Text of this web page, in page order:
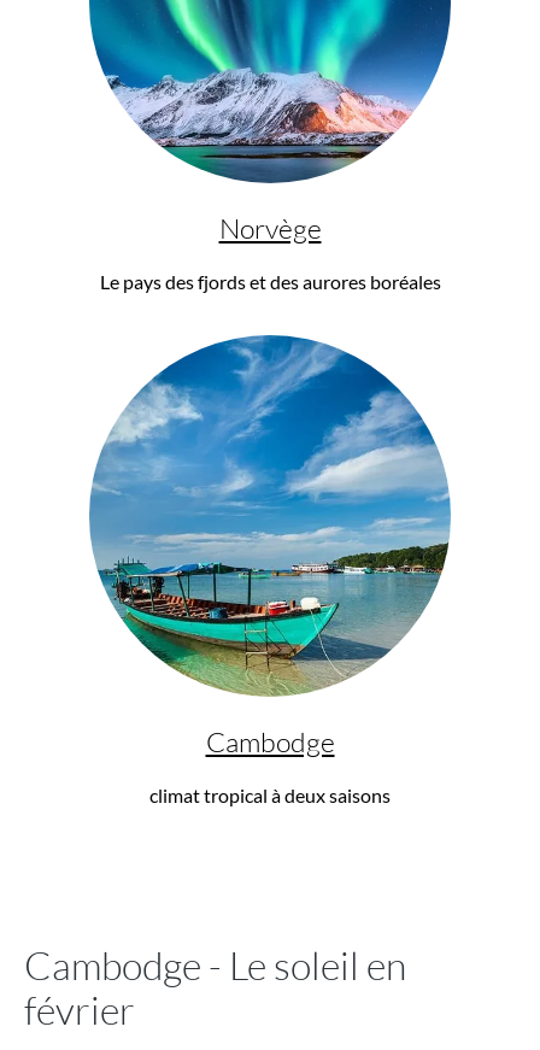
Norvège
Le pays des fjords et des aurores boréales
Cambodge
climat tropical à deux saisons
Cambodge - Le soleil en
février